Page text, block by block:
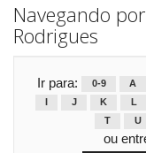
Navegando
Rodrigues
Ir para: 0-9 A
J K L
T
U
ou